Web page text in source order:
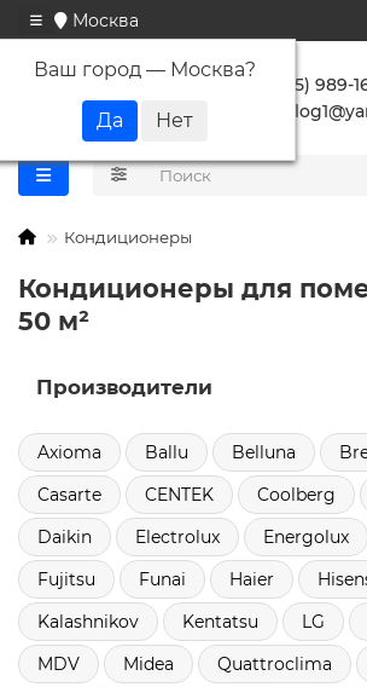
Москва
Ваш город — Москва?
+7 (495) 989-
Кондиционеры
Кондиционеры для
50 м²
Производители
Axioma Ballu Belluna
Casarte
CENTEK Coolberg
Daikin
Electrolux Energolux
Fujitsu
Funai Haier
Kalashnikov
Kentatsu LG
MDV
Midea Quattroclima